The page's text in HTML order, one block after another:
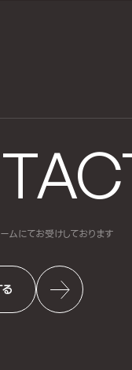
ムにてお受けしております